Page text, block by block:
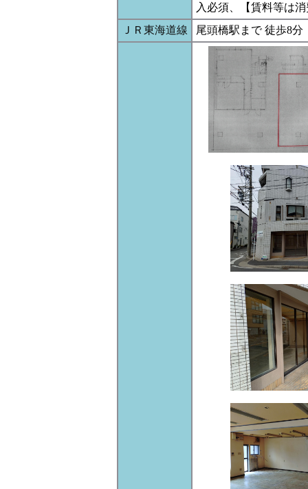
入必須、【賃料等は
ＪＲ東海道線
尾頭橋駅まで 徒歩8分